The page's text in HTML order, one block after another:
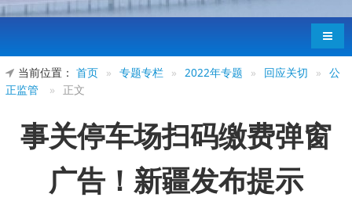
导航
当前位置： 首页 » 专题专栏 » 2022年专题 » 回应关切 » 公
正监管
» 正文
事关停车场扫码缴费弹窗
广告！新疆发布提示